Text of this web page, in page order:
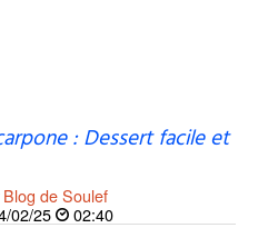
: Dessert facile et
Blog de Soulef
02/25
02:40